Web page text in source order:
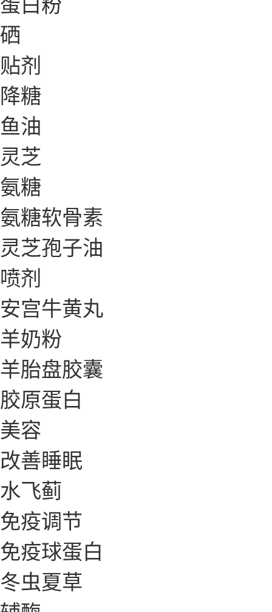
硒
贴剂
降糖
鱼油
灵芝
氨糖
氨糖软骨素
灵芝孢子油
喷剂
安宫牛黄丸
羊奶粉
羊胎盘胶囊
胶原蛋白
美容
改善睡眠
水飞蓟
免疫调节
免疫球蛋白
冬虫夏草